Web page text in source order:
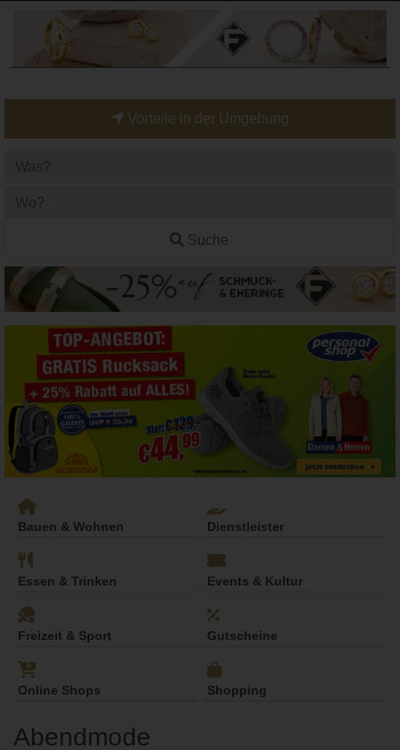
Vorteile in der Umgebung
Suche
Bauen & Wohnen Dienstleister
Essen & Trinken Events & Kultur
Freizeit & Sport Gutscheine
Online Shops Shopping
Abendmode